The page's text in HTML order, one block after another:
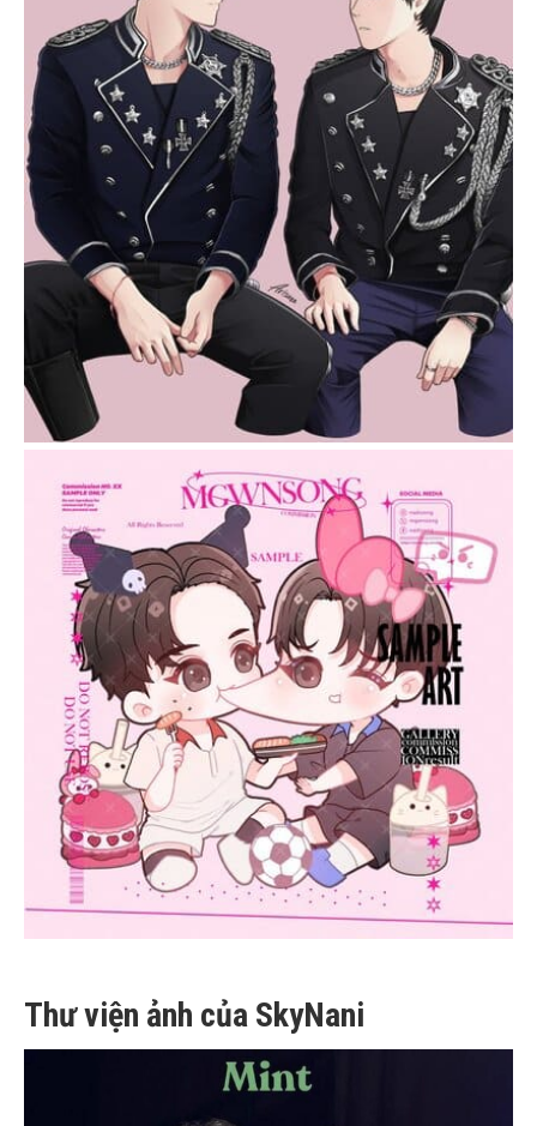
Thư viện ảnh của SkyNani